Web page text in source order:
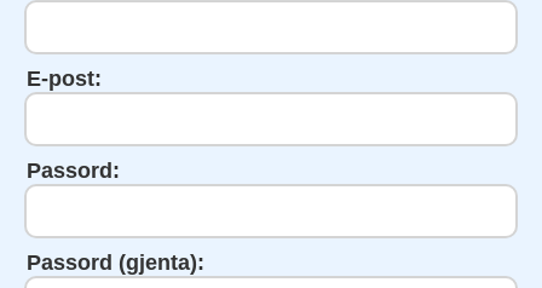
E-post:
Passord:
Passord (gjenta):